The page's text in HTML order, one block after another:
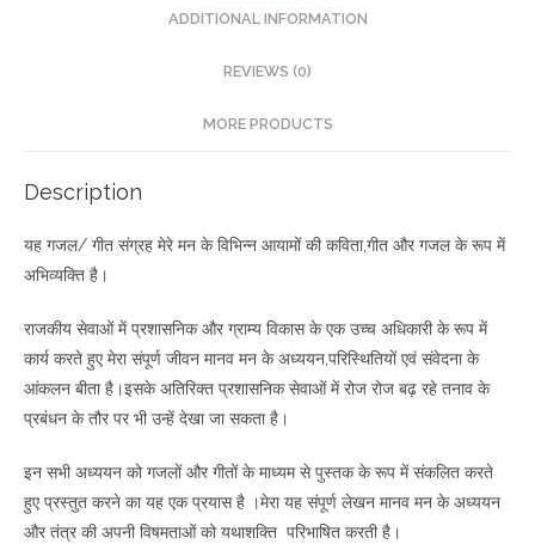
ADDITIONAL INFORMATION
REVIEWS (0)
MORE PRODUCTS
Description
यह गजल/ गीत संग्रह मेरे मन के विभिन्न आयामों की कविता,गीत और गजल के रूप में
अभिव्यक्ति है।
राजकीय सेवाओं में प्रशासनिक और ग्राम्य विकास के एक उच्च अधिकारी के रूप में
कार्य करते हुए मेरा संपूर्ण जीवन मानव मन के अध्ययन,परिस्थितियों एवं संवेदना के
आंकलन बीता है।इसके अतिरिक्त प्रशासनिक सेवाओं में रोज रोज बढ़ रहे तनाव के
प्रबंधन के तौर पर भी उन्हें देखा जा सकता है।
इन सभी अध्ययन को गजलों और गीतों के माध्यम से पुस्तक के रूप में संकलित करते
हुए प्रस्तुत करने का यह एक प्रयास है ।मेरा यह संपूर्ण लेखन मानव मन के अध्ययन
और तंत्र की अपनी विषमताओं को यथाशक्ति परिभाषित करती है।